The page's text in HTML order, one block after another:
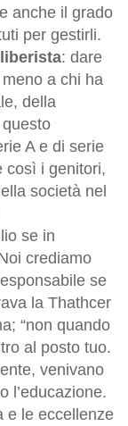
anche il grado
per gestirli.
: dare
a chi ha
della
A e di serie
così i genitori,
società nel
se in
crediamo
se
la Thathcer
“non quando
al posto tuo.
venivano
l’educazione.
e le eccellenze